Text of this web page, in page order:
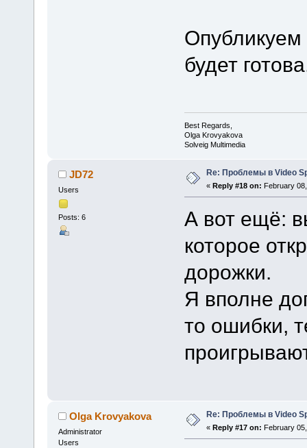
будет
Best Regards,
Olga Krovyakova
Solveig Multimedia
JD72
Users
Posts: 6
Re: Проблемы в Video
« Reply #18 on: February
А вот ещё:
которое
дорожки.
Я вполне
то ошибки,
Olga Krovyakova
Administrator
Users
Re: Проблемы в Video
« Reply #17 on: February